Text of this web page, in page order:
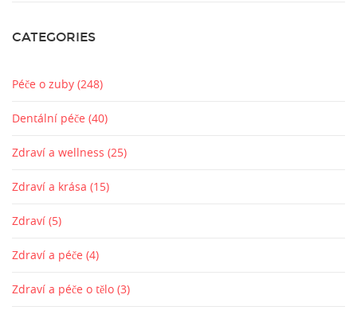
CATEGORIES
Péče o zuby (248)
Dentální péče (40)
Zdraví a wellness (25)
Zdraví a krása (15)
Zdraví (5)
Zdraví a péče (4)
Zdraví a péče o tělo (3)